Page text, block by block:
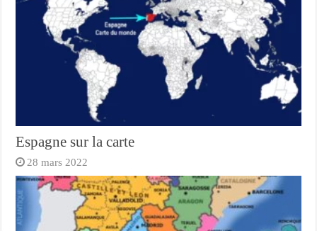
Espagne sur la carte
28 mars 2022